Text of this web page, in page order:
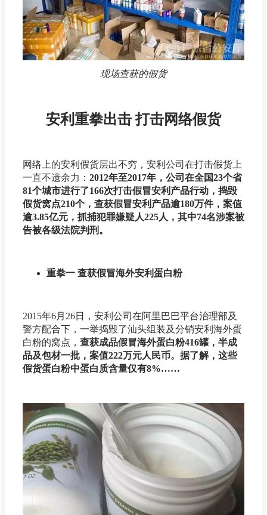
现场查获的假货
安利重拳出击 打击网络假货
网络上的安利假货层出不穷，安利公司在打击假货上
一直不遗余力： 2012年至2017年，公司在全国23个省
81个城市进行了166次打击假冒安利产品行动，捣毁
假货窝点210个，查获假冒安利产品逾180万件，案值
逾3.85亿元，抓捕犯罪嫌疑人225人，其中74名涉案被
告被各级法院判刑。
重拳一 查获假冒海外安利蛋白粉
2015年6月26日，安利公司在阿里巴巴平台治理部及
警方配合下，一举捣毁了汕头组装及分销安利海外蛋
白粉的窝点， 查获成品假冒海外蛋白粉416罐，半成
品及包材一批，案值222万元人民币。据了解，这些
假货蛋白粉中蛋白质含量仅有8%……